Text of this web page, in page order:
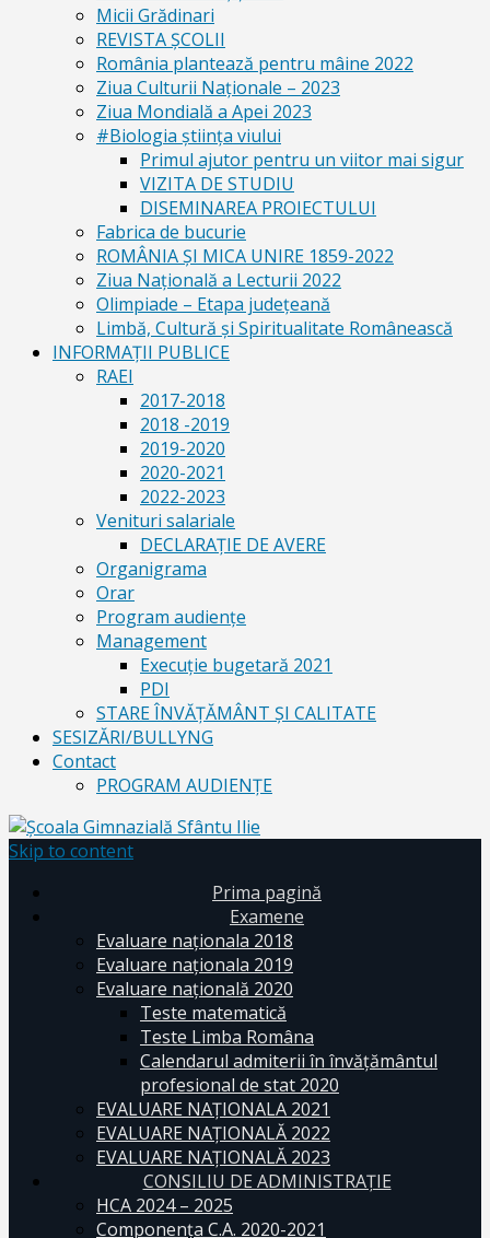
Micii Grădinari
REVISTA ŞCOLII
România plantează pentru mâine 2022
Ziua Culturii Naționale – 2023
Ziua Mondială a Apei 2023
#Biologia știința viului
Primul ajutor pentru un viitor mai sigur
VIZITA DE STUDIU
DISEMINAREA PROIECTULUI
Fabrica de bucurie
ROMÂNIA ŞI MICA UNIRE 1859-2022
Ziua Naţională a Lecturii 2022
Olimpiade – Etapa judeţeană
Limbă, Cultură și Spiritualitate Românească
INFORMAŢII PUBLICE
RAEI
2017-2018
2018 -2019
2019-2020
2020-2021
2022-2023
Venituri salariale
DECLARAŢIE DE AVERE
Organigrama
Orar
Program audiențe
Management
Execuţie bugetară 2021
PDI
STARE ÎNVĂȚĂMÂNT ȘI CALITATE
SESIZĂRI/BULLYNG
Contact
PROGRAM AUDIENŢE
Skip to content
Prima pagină
Examene
Evaluare naționala 2018
Evaluare naționala 2019
Evaluare națională 2020
Teste matematică
Teste Limba Româna
Calendarul admiterii în învăţământul
profesional de stat 2020
EVALUARE NAȚIONALA 2021
EVALUARE NAŢIONALĂ 2022
EVALUARE NAŢIONALĂ 2023
CONSILIU DE ADMINISTRAȚIE
HCA 2024 – 2025
Componența C.A. 2020-2021